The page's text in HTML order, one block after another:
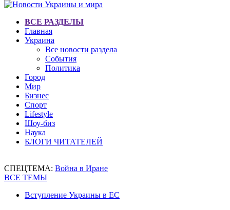
ВСЕ РАЗДЕЛЫ
Главная
Украина
Все новости раздела
События
Политика
Город
Мир
Бизнес
Спорт
Lifestyle
Шоу-биз
Наука
БЛОГИ ЧИТАТЕЛЕЙ
СПЕЦТЕМА: Война в Иране
ВСЕ ТЕМЫ
Вступление Украины в ЕС